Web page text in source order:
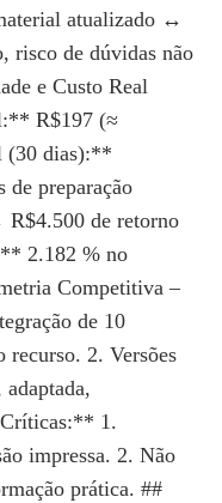
atualizado ↔
risco de dúvidas não
e Custo Real
R$197 (≈
(30 dias):**
de preparação
de retorno
2.182 % no
Competitiva –
de 10
recurso. 2. Versões
1.
impressa. 2. Não
prática. ##